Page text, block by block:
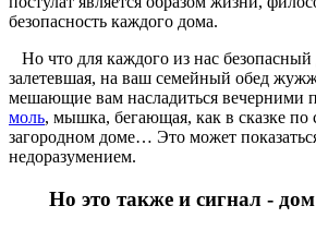
безопасность каждого дома.
Но что для каждого из нас
залетевшая, на ваш семейный обед
мешающие вам насладиться вечерними
моль, мышка, бегающая, как в сказке по
загородном доме… Это может
недоразумением.
Но это также и сигнал -